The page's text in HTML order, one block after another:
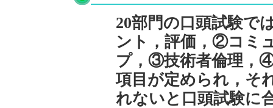
20部門の口頭試験で
ント，評価，②コミ
プ，③技術者倫理，
項目が定められ，そ
れないと口頭試験に